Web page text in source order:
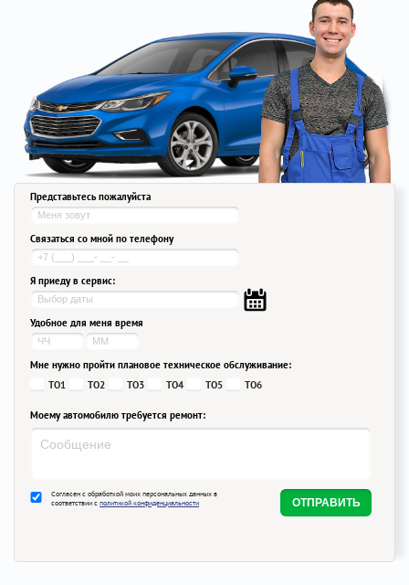
Представьтесь пожалуйста
Связаться со мной по телефону
Я приеду в сервис:
Удобное для меня время
Мне нужно пройти плановое техническое обслуживание:
ТО1
ТО2 ТО3 ТО4 ТО5 ТО6
Моему автомобилю требуется ремонт:
Согласен с обработкой моих персональных данных в
соответствии с политикой конфиденциальности